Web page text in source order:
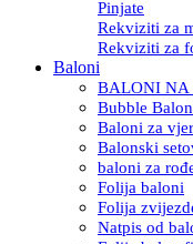
Pinjate
Rekviziti za
Rekviziti za
Baloni
BALONI NA
Bubble
Baloni za
Balonski
baloni za
Folija baloni
Folija
Natpis od